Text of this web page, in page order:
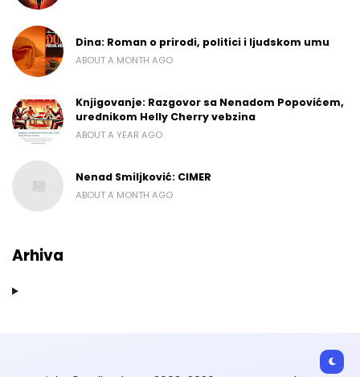
Dina: Roman o prirodi, politici i ljudskom umu
ABOUT A MONTH AGO
Knjigovanje: Razgovor sa Nenadom Popovićem,
urednikom Helly Cherry vebzina
ABOUT A YEAR AGO
Nenad Smiljković: CIMER
ABOUT A MONTH AGO
Arhiva